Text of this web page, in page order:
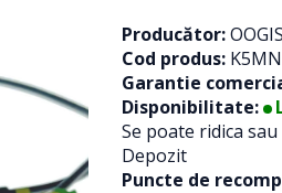
Producător:OOGIS
Cod produs:
Garantie
Disponibilitate:
Se poate ridica
Depozit
Puncte de